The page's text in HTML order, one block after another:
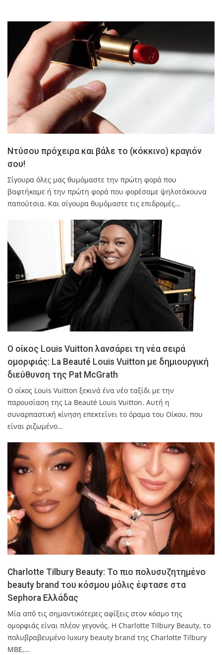
Ντύσου πρόχειρα και βάλε το (κόκκινο) κραγιόν
σου!
Σίγουρα όλες μας θυμόμαστε την πρώτη φορά που
βαφτήκαμε ή την πρώτη φορά που φορέσαμε ψηλοτάκουνα
παπούτσια. Και σίγουρα θυμόμαστε τις επιδρομές…
Ο οίκος Louis Vuitton λανσάρει τη νέα σειρά
ομορφιάς: La Beauté Louis Vuitton με δημιουργική
διεύθυνση της Pat McGrath
Ο οίκος Louis Vuitton ξεκινά ένα νέο ταξίδι με την
παρουσίαση της La Beauté Louis Vuitton. Αυτή η
συναρπαστική κίνηση επεκτείνει το όραμα του Οίκου, που
είναι ριζωμένο…
Charlotte Tilbury Beauty: Το πιο πολυσυζητημένο
beauty brand του κόσμου μόλις έφτασε στα
Sephora Ελλάδας
Μία από τις σημαντικότερες αφίξεις στον κόσμο της
ομορφιάς είναι πλέον γεγονός. Η Charlotte Tilbury Beauty, το
πολυβραβευμένο luxury beauty brand της Charlotte Tilbury
MBE,…